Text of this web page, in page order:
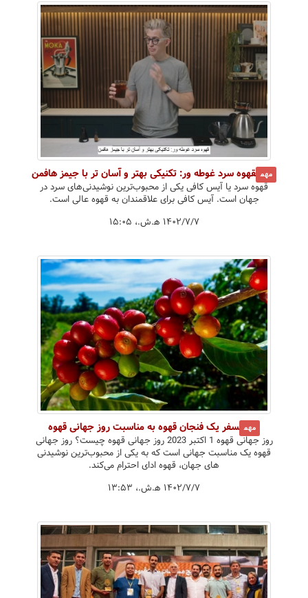
مهم قهوه سرد غوطه ور: تکنیکی بهتر و آسان تر با جیمز هافمن
قهوه سرد یا آیس کافی یکی از محبوب‌ترین نوشیدنی‌های سرد در
جهان است. آیس کافی برای علاقمندان به قهوه عالی است.
۱۴۰۲/۷/۷ ه‍.ش.،‏ ۱۵:۰۵
مهم سفر یک فنجان قهوه به مناسبت روز جهانی قهوه
روز جهانی قهوه 1 اکتبر 2023 روز جهانی قهوه چیست؟ روز جهانی
قهوه یک مناسبت جهانی است که به یکی از محبوب‌ترین نوشیدنی
های جهان، قهوه ادای احترام می‌کند.
۱۴۰۲/۷/۷ ه‍.ش.،‏ ۱۳:۵۳